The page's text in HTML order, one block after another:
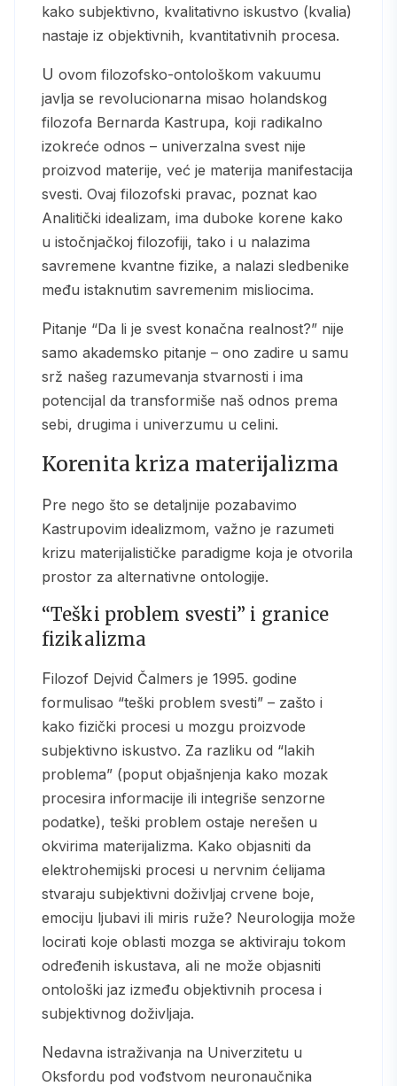
kako subjektivno, kvalitativno iskustvo (kvalia)
nastaje iz objektivnih, kvantitativnih procesa.
U ovom filozofsko-ontološkom vakuumu
javlja se revolucionarna misao holandskog
filozofa Bernarda Kastrupa, koji radikalno
izokreće odnos – univerzalna svest nije
proizvod materije, već je materija manifestacija
svesti. Ovaj filozofski pravac, poznat kao
Analitički idealizam, ima duboke korene kako
u istočnjačkoj filozofiji, tako i u nalazima
savremene kvantne fizike, a nalazi sledbenike
među istaknutim savremenim misliocima.
Pitanje “Da li je svest konačna realnost?” nije
samo akademsko pitanje – ono zadire u samu
srž našeg razumevanja stvarnosti i ima
potencijal da transformiše naš odnos prema
sebi, drugima i univerzumu u celini.
Korenita kriza materijalizma
Pre nego što se detaljnije pozabavimo
Kastrupovim idealizmom, važno je razumeti
krizu materijalističke paradigme koja je otvorila
prostor za alternativne ontologije.
“Teški problem svesti” i granice
fizikalizma
Filozof Dejvid Čalmers je 1995. godine
formulisao “teški problem svesti” – zašto i
kako fizički procesi u mozgu proizvode
subjektivno iskustvo. Za razliku od “lakih
problema” (poput objašnjenja kako mozak
procesira informacije ili integriše senzorne
podatke), teški problem ostaje nerešen u
okvirima materijalizma. Kako objasniti da
elektrohemijski procesi u nervnim ćelijama
stvaraju subjektivni doživljaj crvene boje,
emociju ljubavi ili miris ruže? Neurologija može
locirati koje oblasti mozga se aktiviraju tokom
određenih iskustava, ali ne može objasniti
ontološki jaz između objektivnih procesa i
subjektivnog doživljaja.
Nedavna istraživanja na Univerzitetu u
Oksfordu pod vođstvom neuronaučnika